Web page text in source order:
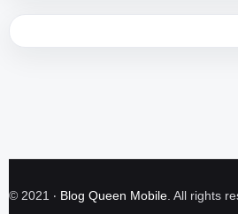
© 2021 ‧ Blog Queen Mobile. All rights